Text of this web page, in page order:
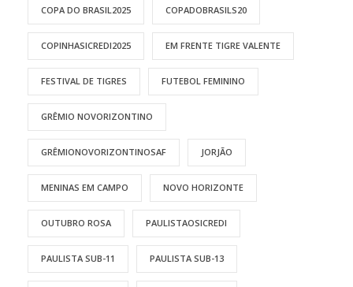
COPA DO BRASIL2025 COPADOBRASILS20
COPINHASICREDI2025 EM FRENTE TIGRE VALENTE
FESTIVAL DE TIGRES FUTEBOL FEMININO
GRÊMIO NOVORIZONTINO
GRÊMIONOVORIZONTINOSAF JORJÃO
MENINAS EM CAMPO NOVO HORIZONTE
OUTUBRO ROSA PAULISTAOSICREDI
PAULISTA SUB-11 PAULISTA SUB-13